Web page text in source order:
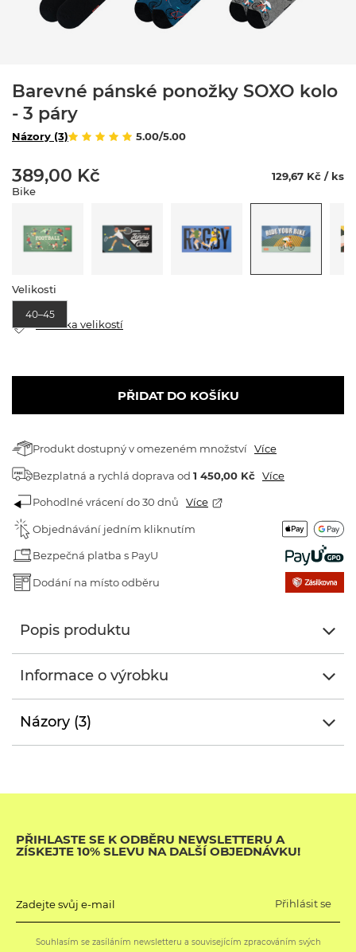
Barevné pánské ponožky SOXO kolo
- 3 páry
5.00/5.00
Názory (3)
389,00 Kč
129,67 Kč / ks
Bike
Velikosti
40–45
Tabulka velikostí
PŘIDAT DO KOŠÍKU
Produkt dostupný v omezeném množství Více
Bezplatná a rychlá doprava od 1 450,00 Kč Více
Pohodlné vrácení do 30 dnů Více
Objednávání jedním kliknutím
Bezpečná platba s PayU
Dodání na místo odběru
Popis produktu
Informace o výrobku
Názory (3)
PŘIHLASTE SE K ODBĚRU NEWSLETTERU A
ZÍSKEJTE 10% SLEVU NA DALŠÍ OBJEDNÁVKU!
Zadejte svůj e-mail Přihlásit se
Souhlasím se zasíláním newsletteru a souvisejícím zpracováním svých